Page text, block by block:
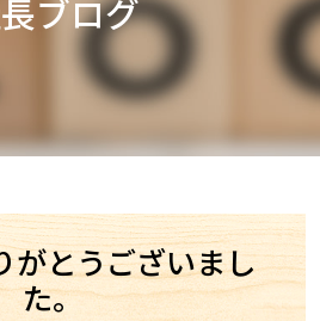
ブログ
がとうございまし
た。